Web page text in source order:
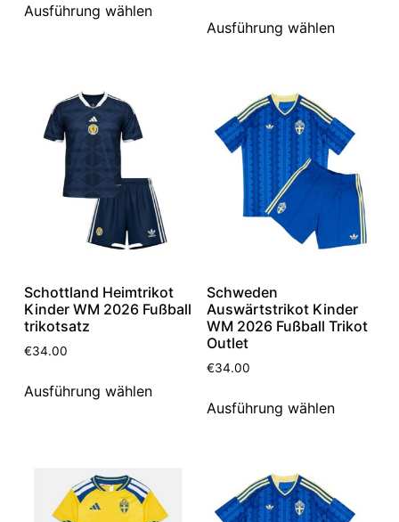
Ausführung wählen
Ausführung wählen
Schottland Heimtrikot
Kinder WM 2026 Fußball
trikotsatz
€34.00
Ausführung wählen
Schweden
Auswärtstrikot Kinder
WM 2026 Fußball Trikot
Outlet
€34.00
Ausführung wählen